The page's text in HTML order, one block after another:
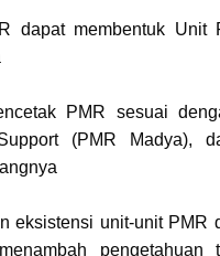
dapat membentuk Unit
PMR sesuai
(PMR Madya),
eksistensi unit-unit
pengetahuan